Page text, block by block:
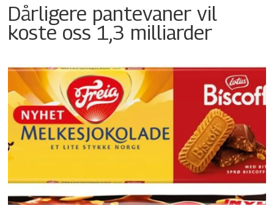
Dårligere pantevaner vil
koste oss 1,3 milliarder